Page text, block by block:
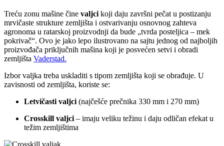
Treću zonu mašine čine valjci koji daju završni pečat u postizanju
mrvičaste strukture zemljišta i ostvarivanju osnovnog zahteva
agronoma u ratarskoj proizvodnji da bude „tvrda posteljica – mek
pokrivač“. Ovo je jako lepo ilustrovano na sajtu jednog od najboljih
proizvođača priključnih mašina koji je posvećen setvi i obradi
zemljišta Vaderstad.
Izbor valjka treba uskladiti s tipom zemljišta koji se obrađuje. U
zavisnosti od zemljišta, koriste se:
Letvičasti valjci (najčešće prečnika 330 mm i 270 mm)
Crosskill valjci – imaju veliku težinu i daju odličan efekat u
težim zemljištima